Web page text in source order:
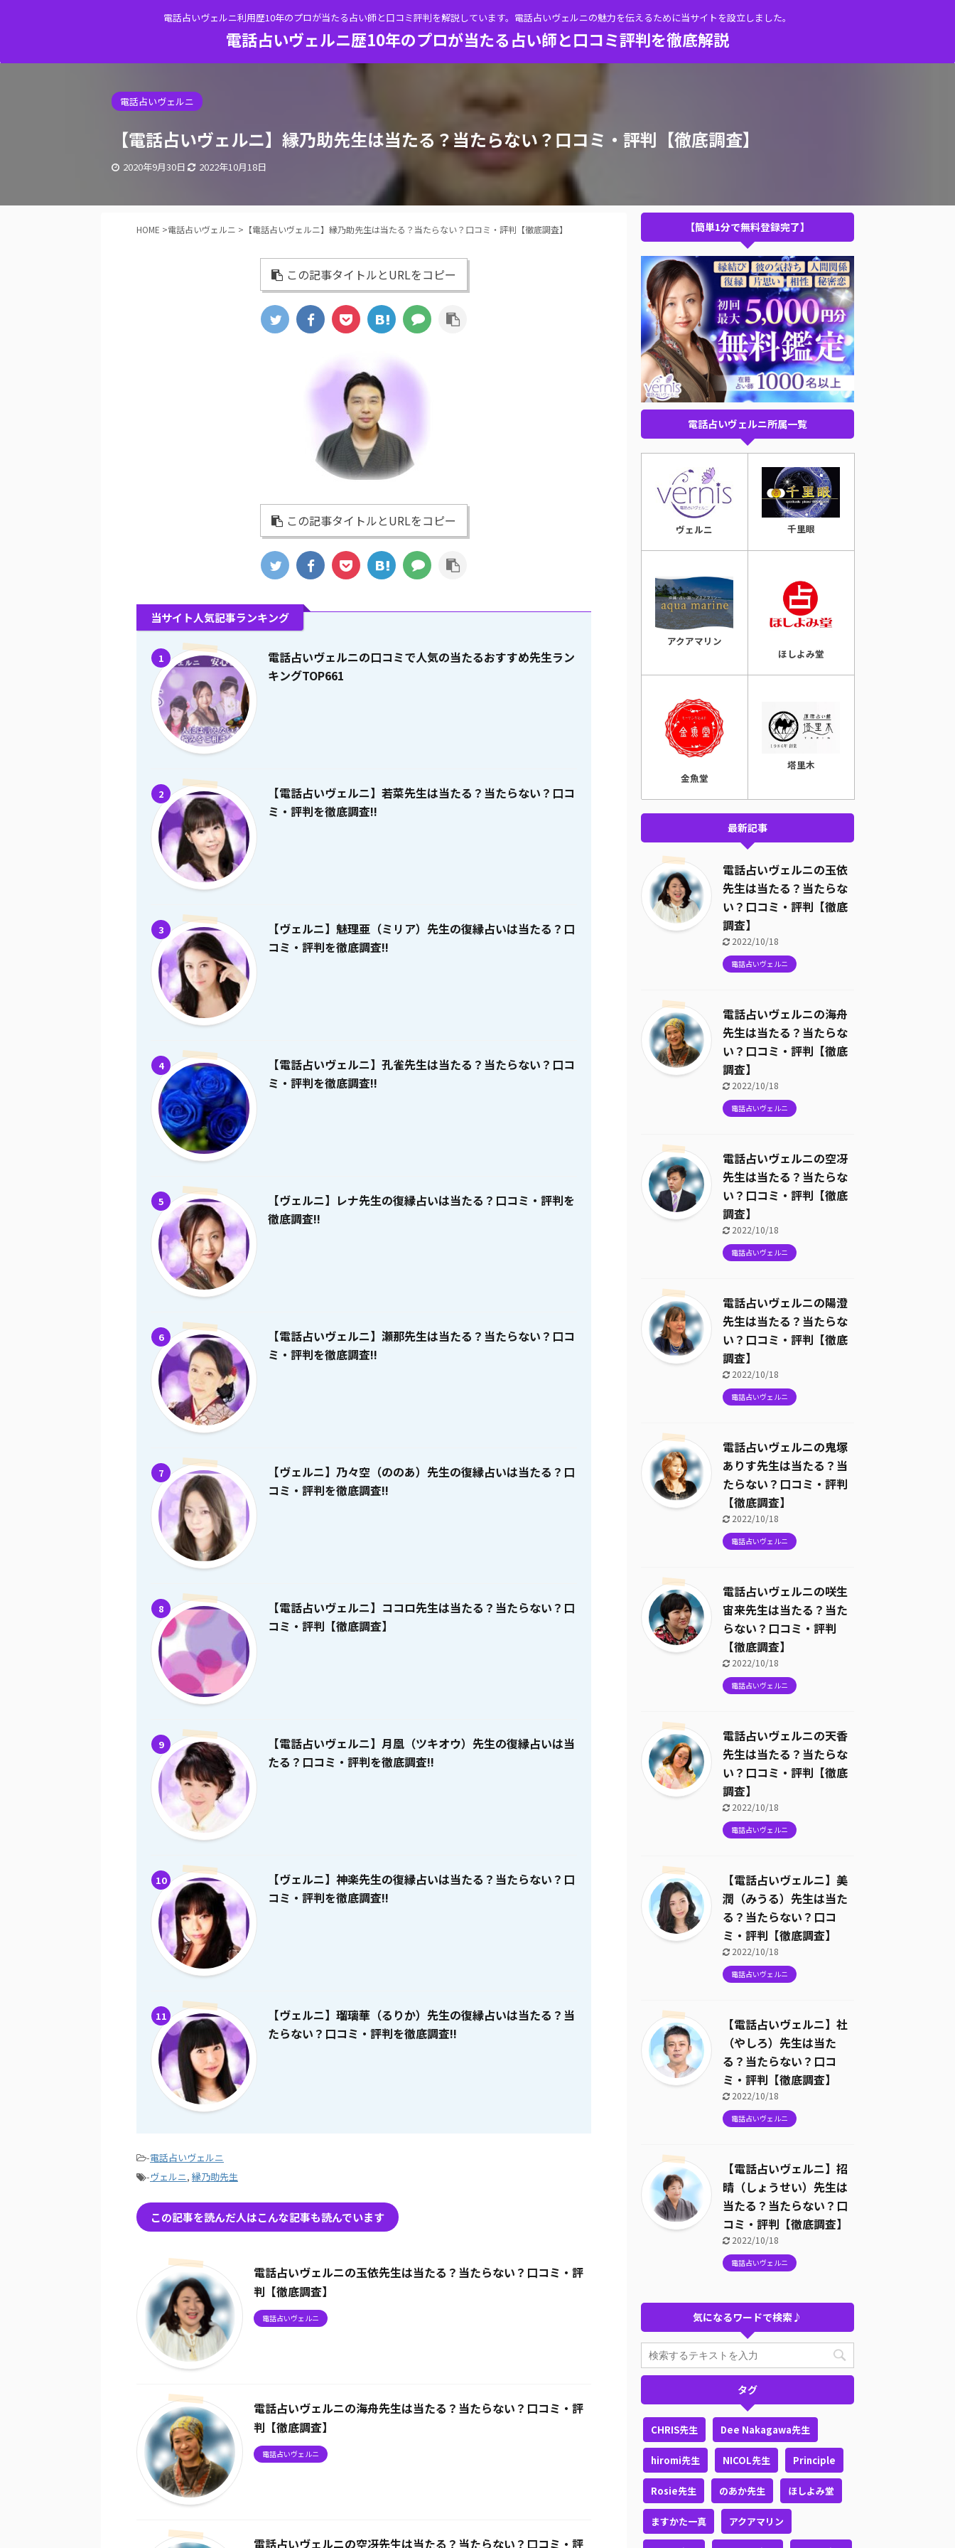
電話占いヴェルニ利用歴10年のプロが当たる占い師と口コミ評判を解説しています。電話占いヴェルニの魅力を伝えるために当サイトを設立しました。
電話占いヴェルニ歴10年のプロが当たる占い師と口コミ評判を徹底解説
電話占いヴェルニ
【電話占いヴェルニ】縁乃助先生は当たる？当たらない？口コミ・評判【徹底調査】
2020年9月30日 2022年10月18日
HOME >電話占いヴェルニ > 【電話占いヴェルニ】縁乃助先生は当たる？当たらない？口コミ・評判【徹底調査】
この記事タイトルとURLをコピー
この記事タイトルとURLをコピー
当サイト人気記事ランキング
1
電話占いヴェルニの口コミで人気の当たるおすすめ先生ラン
キングTOP661
2
【電話占いヴェルニ】若菜先生は当たる？当たらない？口コ
ミ・評判を徹底調査!!
3
【ヴェルニ】魅理亜（ミリア）先生の復縁占いは当たる？口
コミ・評判を徹底調査!!
4
【電話占いヴェルニ】孔雀先生は当たる？当たらない？口コ
ミ・評判を徹底調査!!
5
【ヴェルニ】レナ先生の復縁占いは当たる？口コミ・評判を
徹底調査!!
6
【電話占いヴェルニ】瀬那先生は当たる？当たらない？口コ
ミ・評判を徹底調査!!
7
【ヴェルニ】乃々空（ののあ）先生の復縁占いは当たる？口
コミ・評判を徹底調査!!
8
【電話占いヴェルニ】ココロ先生は当たる？当たらない？口
コミ・評判【徹底調査】
9
【電話占いヴェルニ】月凰（ツキオウ）先生の復縁占いは当
たる？口コミ・評判を徹底調査!!
10
【ヴェルニ】神楽先生の復縁占いは当たる？当たらない？口
コミ・評判を徹底調査!!
11
【ヴェルニ】瑠璃華（るりか）先生の復縁占いは当たる？当
たらない？口コミ・評判を徹底調査!!
-電話占いヴェルニ
-ヴェルニ, 縁乃助先生
この記事を読んだ人はこんな記事も読んでいます
電話占いヴェルニの玉依先生は当たる？当たらない？口コミ・評
判【徹底調査】
電話占いヴェルニ
電話占いヴェルニの海舟先生は当たる？当たらない？口コミ・評
判【徹底調査】
電話占いヴェルニ
電話占いヴェルニの空冴先生は当たる？当たらない？口コミ・評
【簡単1分で無料登録完了】
電話占いヴェルニ所属一覧
ヴェルニ 千里眼
アクアマリン
ほしよみ堂
金魚堂
塔里木
最新記事
電話占いヴェルニの玉依
先生は当たる？当たらな
い？口コミ・評判【徹底
調査】
2022/10/18
電話占いヴェルニ
電話占いヴェルニの海舟
先生は当たる？当たらな
い？口コミ・評判【徹底
調査】
2022/10/18
電話占いヴェルニ
電話占いヴェルニの空冴
先生は当たる？当たらな
い？口コミ・評判【徹底
調査】
2022/10/18
電話占いヴェルニ
電話占いヴェルニの陽澄
先生は当たる？当たらな
い？口コミ・評判【徹底
調査】
2022/10/18
電話占いヴェルニ
電話占いヴェルニの鬼塚
ありす先生は当たる？当
たらない？口コミ・評判
【徹底調査】
2022/10/18
電話占いヴェルニ
電話占いヴェルニの咲生
宙来先生は当たる？当た
らない？口コミ・評判
【徹底調査】
2022/10/18
電話占いヴェルニ
電話占いヴェルニの天香
先生は当たる？当たらな
い？口コミ・評判【徹底
調査】
2022/10/18
電話占いヴェルニ
【電話占いヴェルニ】美
潤（みうる）先生は当た
る？当たらない？口コ
ミ・評判【徹底調査】
2022/10/18
電話占いヴェルニ
【電話占いヴェルニ】社
（やしろ）先生は当た
る？当たらない？口コ
ミ・評判【徹底調査】
2022/10/18
電話占いヴェルニ
【電話占いヴェルニ】招
晴（しょうせい）先生は
当たる？当たらない？口
コミ・評判【徹底調査】
2022/10/18
電話占いヴェルニ
気になるワードで検索♪
タグ
CHRIS先生 Dee Nakagawa先生
hiromi先生 NICOL先生 Principle
Rosie先生 のあか先生 ほしよみ堂
ますかた一真 アクアマリン